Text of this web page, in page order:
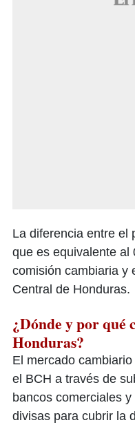
La diferencia entre el
que es equivalente al
comisión cambiaria y
Central de Honduras.
¿Dónde y por qué
Honduras?
El mercado
el BCH a través de
bancos comerciales
divisas para cubrir la